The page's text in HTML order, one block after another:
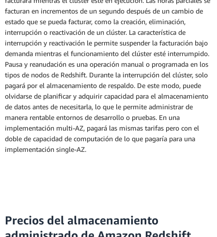
facturan en incrementos de un segundo después de un cambio de
estado que se pueda facturar, como la creación, eliminación,
interrupción o reactivación de un clúster. La característica de
interrupción y reactivación le permite suspender la facturación bajo
demanda mientras el funcionamiento del clúster esté interrumpido.
Pausa y reanudación es una operación manual o programada en los
tipos de nodos de Redshift. Durante la interrupción del clúster, solo
pagará por el almacenamiento de respaldo. De este modo, puede
olvidarse de planificar y adquirir capacidad para el almacenamiento
de datos antes de necesitarla, lo que le permite administrar de
manera rentable entornos de desarrollo o pruebas. En una
implementación multi-AZ, pagará las mismas tarifas pero con el
doble de capacidad de computación de lo que pagaría para una
implementación single-AZ.
Precios del almacenamiento